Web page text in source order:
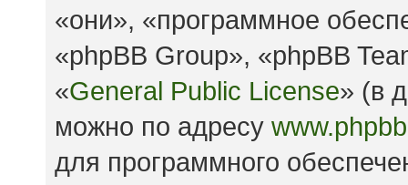
«они», «программное
«phpBB Group», «phpBB
«General Public License» (в
можно по адресу
для программного